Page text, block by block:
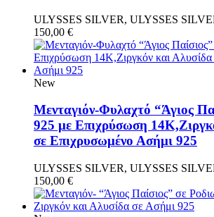
ULYSSES SILVER, ULYSSES
150,00 €
New
Μενταγιόν-Φυλαχτό “Άγιος
925 με Επιχρύσωση
σε Επιχρυσωμένο Ασήμι 925
ULYSSES SILVER, ULYSSES
150,00 €